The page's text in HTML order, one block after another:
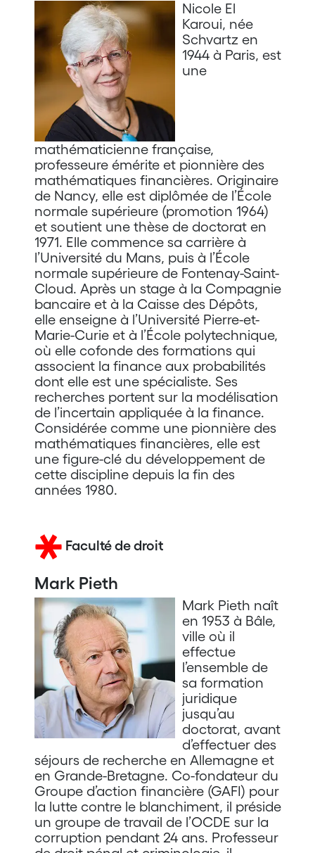
Nicole El
Karoui, née
Schvartz en
1944 à Paris, est
une
mathématicienne française,
professeure émérite et pionnière des
mathématiques financières. Originaire
de Nancy, elle est diplômée de l’École
normale supérieure (promotion 1964)
et soutient une thèse de doctorat en
1971. Elle commence sa carrière à
l’Université du Mans, puis à l’École
normale supérieure de Fontenay-Saint-
Cloud. Après un stage à la Compagnie
bancaire et à la Caisse des Dépôts,
elle enseigne à l’Université Pierre-et-
Marie-Curie et à l’École polytechnique,
où elle cofonde des formations qui
associent la finance aux probabilités
dont elle est une spécialiste. Ses
recherches portent sur la modélisation
de l’incertain appliquée à la finance.
Considérée comme une pionnière des
mathématiques financières, elle est
une figure-clé du développement de
cette discipline depuis la fin des
années 1980.
Faculté de droit
Mark Pieth
Mark Pieth naît
en 1953 à Bâle,
ville où il
effectue
l’ensemble de
sa formation
juridique
jusqu’au
doctorat, avant
d’effectuer des
séjours de recherche en Allemagne et
en Grande-Bretagne. Co-fondateur du
Groupe d’action financière (GAFI) pour
la lutte contre le blanchiment, il préside
un groupe de travail de l’OCDE sur la
corruption pendant 24 ans. Professeur